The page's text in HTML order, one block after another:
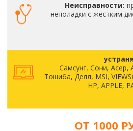
Неисправности:
неполадки с жестким
Самсунг, Сони, Асер,
Тошиба, Делл, MSI,
HP, APPLE,
ОТ 1000